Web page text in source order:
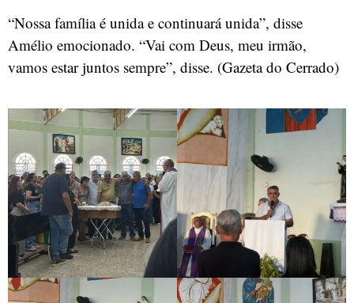
“Nossa família é unida e continuará unida”, disse
Amélio emocionado. “Vai com Deus, meu irmão,
vamos estar juntos sempre”, disse. (Gazeta do Cerrado)